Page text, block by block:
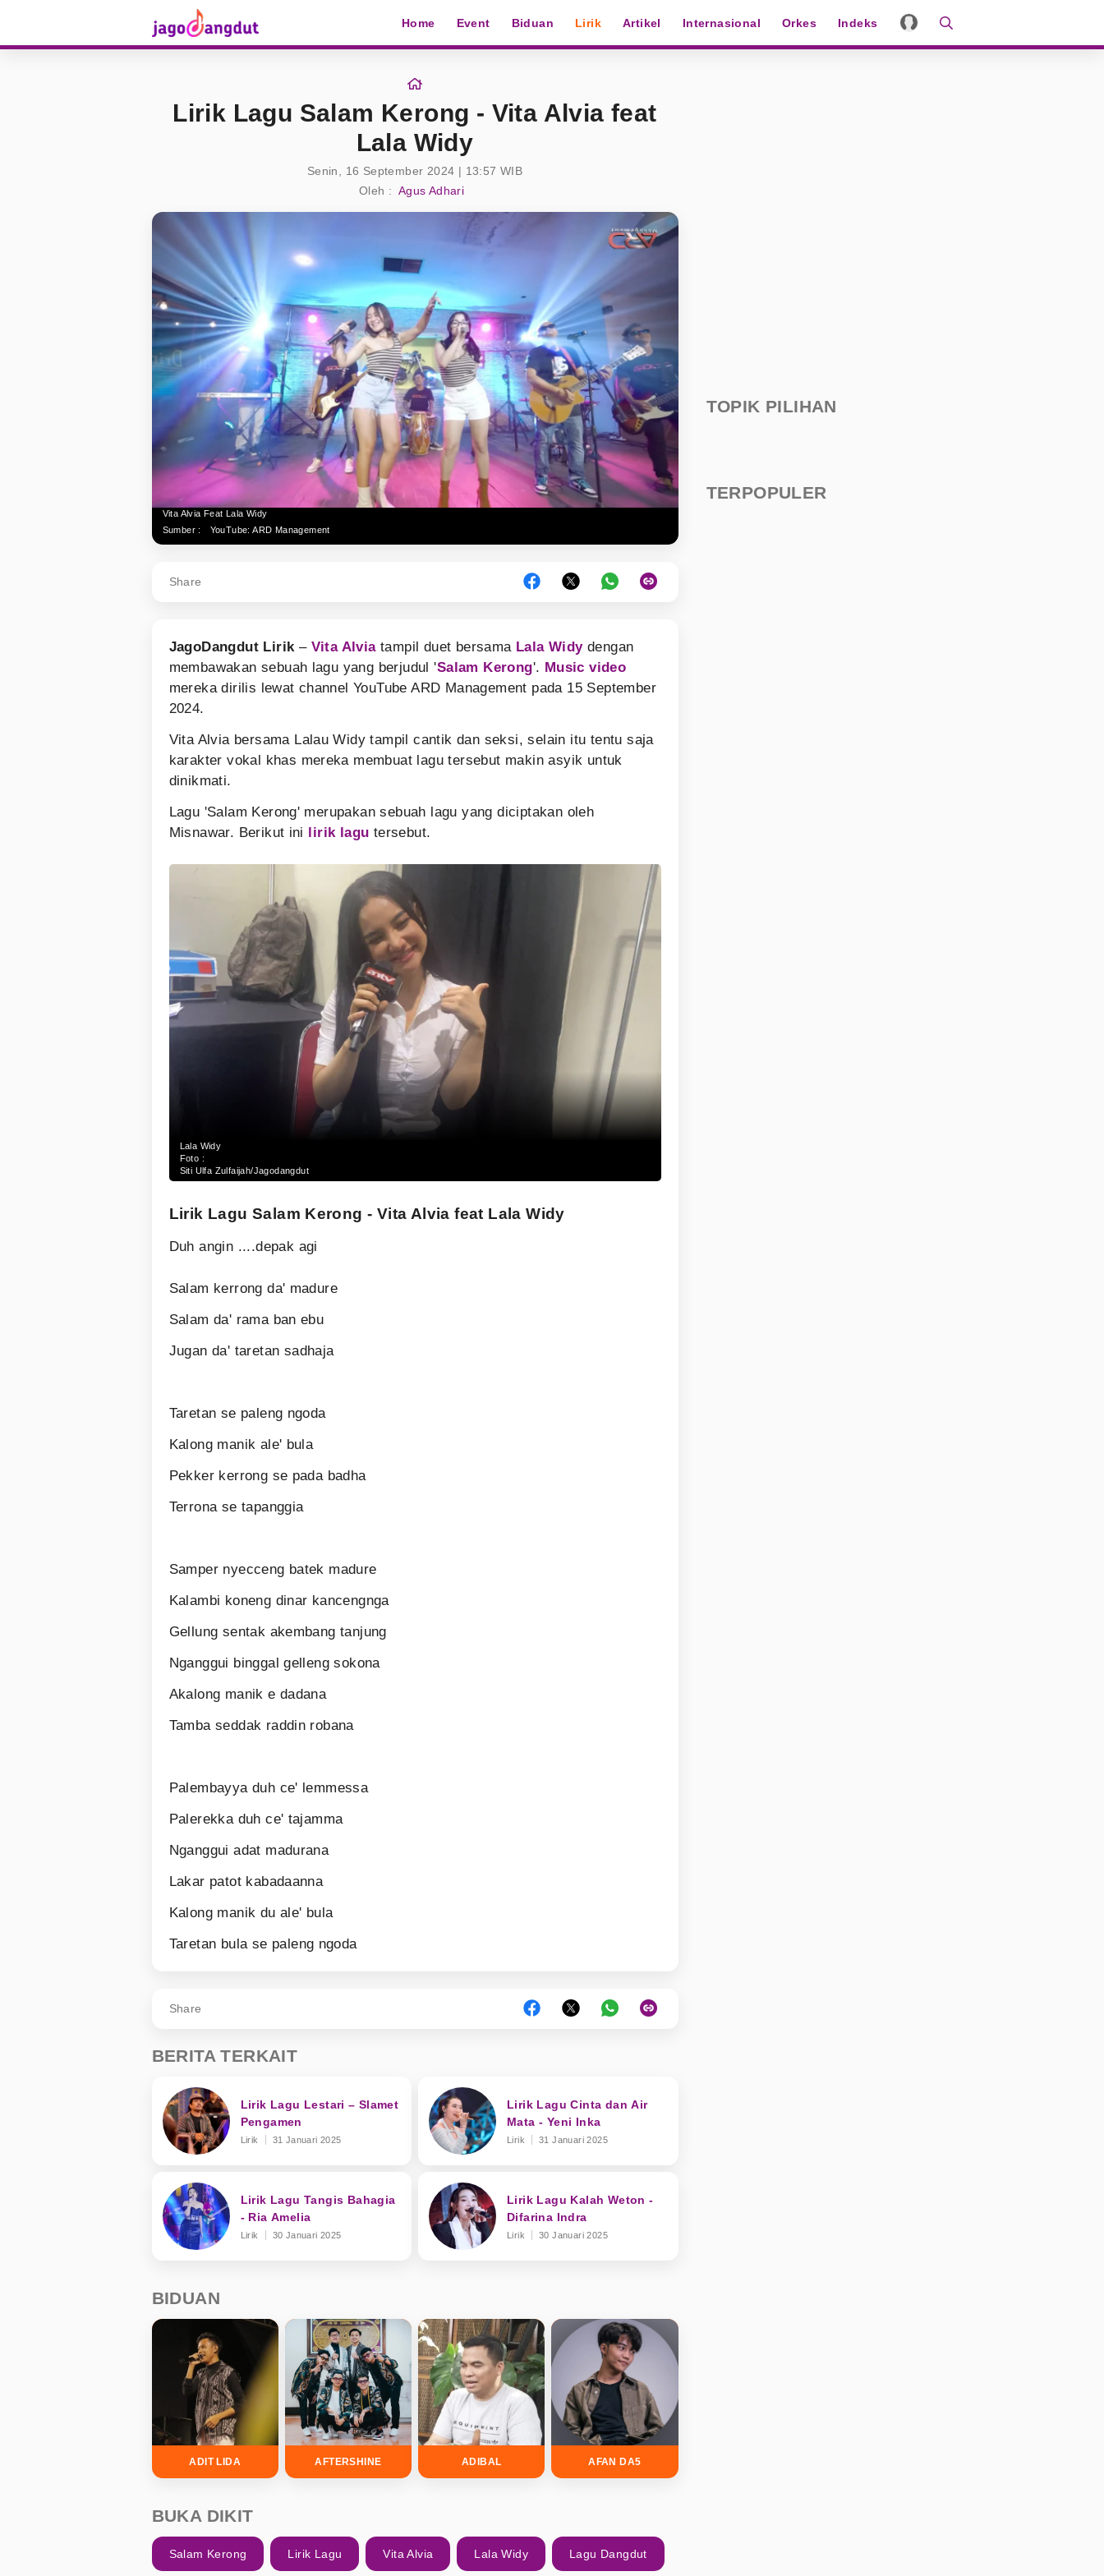
Home Event Biduan Lirik Artikel Internasional Orkes Indeks
Lirik Lagu Salam Kerong - Vita Alvia feat
Lala Widy
Senin, 16 September 2024 | 13:57 WIB
Oleh : Agus Adhari
Vita Alvia Feat Lala Widy
Sumber :
YouTube: ARD Management
Share
JagoDangdut Lirik – Vita Alviatampil duet bersama Lala Widydengan
membawakan sebuah lagu yang berjudul 'Salam Kerong'. Music video
mereka dirilis lewat channel YouTube ARD Management pada 15 September
2024.
Vita Alvia bersama Lalau Widy tampil cantik dan seksi, selain itu tentu saja
karakter vokal khas mereka membuat lagu tersebut makin asyik untuk
dinikmati.
Lagu 'Salam Kerong' merupakan sebuah lagu yang diciptakan oleh
Misnawar. Berikut ini lirik lagu tersebut.
Lala Widy
Foto :
Siti Ulfa Zulfaijah/Jagodangdut
Lirik Lagu Salam Kerong - Vita Alvia feat Lala Widy
Duh angin ....depak agi
Salam kerrong da' madure
Salam da' rama ban ebu
Jugan da' taretan sadhaja
Taretan se paleng ngoda
Kalong manik ale' bula
Pekker kerrong se pada badha
Terrona se tapanggia
Samper nyecceng batek madure
Kalambi koneng dinar kancengnga
Gellung sentak akembang tanjung
Nganggui binggal gelleng sokona
Akalong manik e dadana
Tamba seddak raddin robana
Palembayya duh ce' lemmessa
Palerekka duh ce' tajamma
Nganggui adat madurana
Lakar patot kabadaanna
Kalong manik du ale' bula
Taretan bula se paleng ngoda
Share
BERITA TERKAIT
Lirik Lagu Lestari – Slamet
Pengamen
Lirik 31 Januari 2025
Lirik Lagu Cinta dan Air
Mata - Yeni Inka
Lirik 31 Januari 2025
Lirik Lagu Tangis Bahagia
- Ria Amelia
Lirik 30 Januari 2025
Lirik Lagu Kalah Weton -
Difarina Indra
Lirik 30 Januari 2025
BIDUAN
ADIT LIDA AFTERSHINE ADIBAL AFAN DA5
BUKA DIKIT
Salam Kerong Lirik Lagu Vita Alvia Lala Widy Lagu Dangdut
TOPIK PILIHAN
TERPOPULER